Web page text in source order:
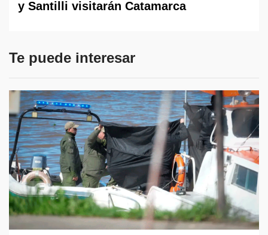
y Santilli visitarán Catamarca
Te puede interesar